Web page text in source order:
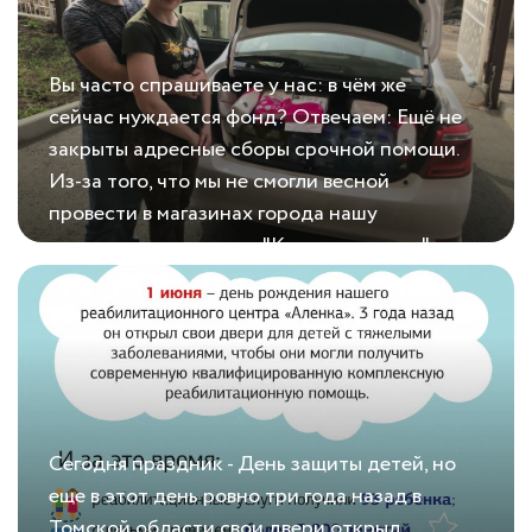
Какая сейчас нам нужна помощь?
Вы часто спрашиваете у нас: в чём же
сейчас нуждается фонд? Отвечаем: Ещё не
закрыты адресные сборы срочной помощи.
Из-за того, что мы не смогли весной
провести в магазинах города нашу
традиционную акцию "Купил-подарил", где
собирали необходимые средства по уходу
за детьми в больнице. Перевели её в
онлайн-режим. Ещё Напоминаем, что в
связи с карантином, в нашу творческую
мастерскую РЦ "Алёнка" не могут
приходить родители подопечных и
волонтёры, которые мастерят игрушки......
Сегодня праздник - День защиты детей, но
еще в этот день ровно три года назад в